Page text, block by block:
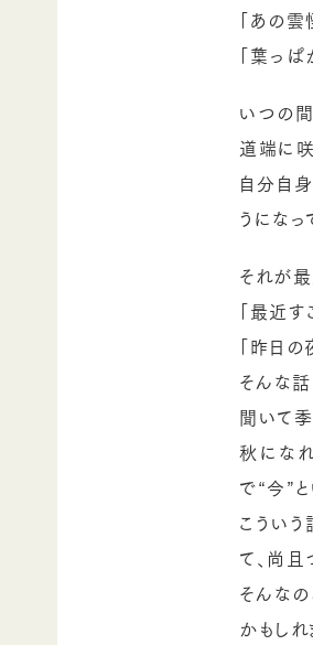
「あの
「葉っぱ
いつの
道端に
自分自
うになっ
それが
「最近
「昨日
そんな
聞いて
秋にな
で“今”
こうい
て、尚
そんな
かもしれ